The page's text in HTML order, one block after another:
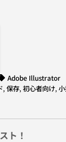
Adobe Illustrator
, 保存, 初心者向け,
ト！